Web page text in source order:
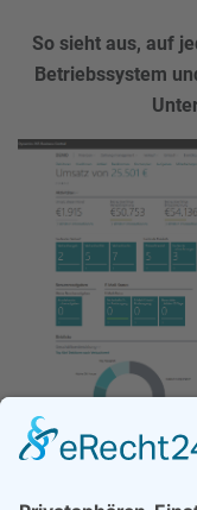
So sieht aus, auf
Betriebssystem
Kontakt